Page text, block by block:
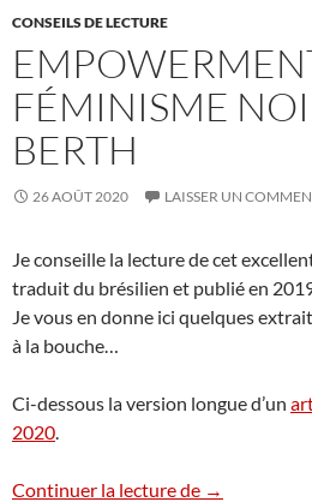
CONSEILS DE LECTURE
FÉMINISME
BERTH
26 AOÛT 2020 LAISSER UN
Je conseille la lecture de cet
traduit du brésilien et publié en
Je vous en donne ici quelques
à la bouche…
Ci-dessous la version longue d’un
2020.
Continuer la lecture de →